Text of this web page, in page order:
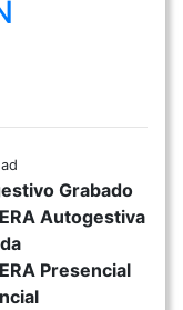
Grabado
Autogestiva
Presencial